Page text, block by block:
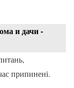
и дачи -
припинені.